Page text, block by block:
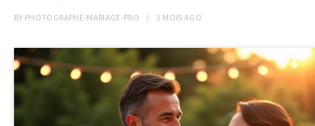
BY PHOTOGRAPHE-MARIAGE-PRO 3 MOIS AGO